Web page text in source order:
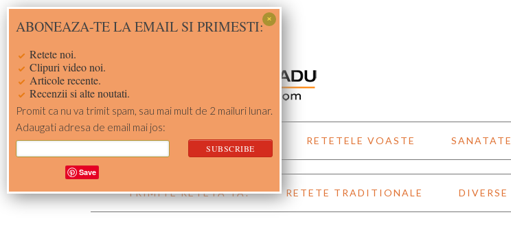
Skip
to
Skip
to
Skip
to
Skip
to
ACASA RETETE RETETELE VOASTE SANATATE
TRIMITE RETETA TA! RETETE TRADITIONALE DIVERSE
ABONEAZA-TE LA EMAIL SI PRIMESTI:
Retete noi.
Clipuri video noi.
Articole recente.
Recenzii si alte noutati.
Promit ca nu va trimit spam, sau mai mult de 2 mailuri lunar.
Adaugati adresa de email mai jos:
Save